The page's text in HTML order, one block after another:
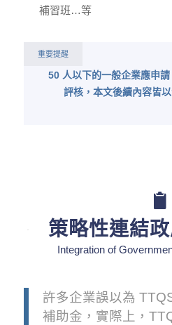
補習班…等
重要提醒
50 人以下的一般企業應申
評核，本文後續內容皆
策略性連結
Integration of
許多企業誤以為
補助金，實際上，